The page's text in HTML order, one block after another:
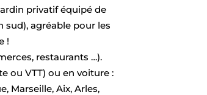
privatif équipé de
sud), agréable pour les
!
restaurants …).
ou VTT) ou en voiture :
Marseille, Aix, Arles,